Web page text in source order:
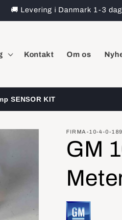
🚚 Levering i Danmark 1-3
Kontakt Om os
SENSOR KIT
FIRMA-10-4-0-189
GM